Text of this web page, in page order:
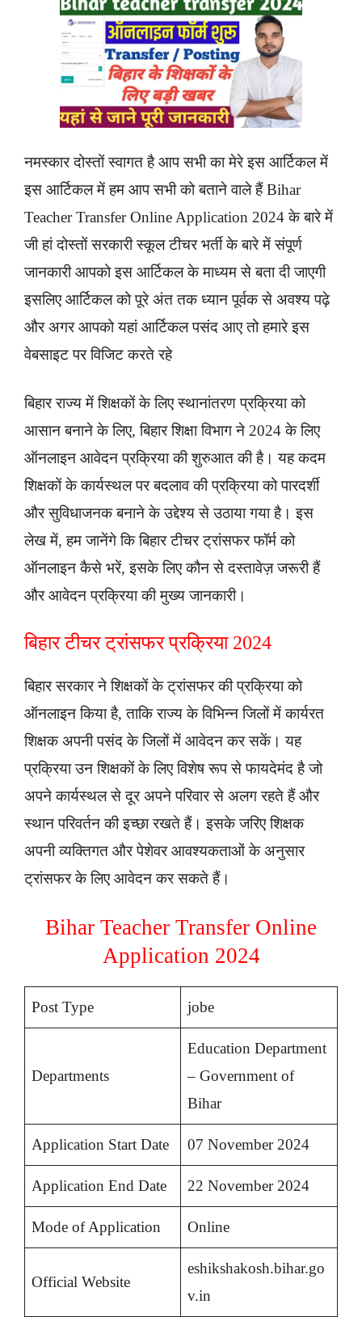
नमस्कार दोस्तों स्वागत है आप सभी का मेरे इस आर्टिकल में
इस आर्टिकल में हम आप सभी को बताने वाले हैं Bihar
Teacher Transfer Online Application 2024 के बारे में
जी हां दोस्तों सरकारी स्कूल टीचर भर्ती के बारे में संपूर्ण
जानकारी आपको इस आर्टिकल के माध्यम से बता दी जाएगी
इसलिए आर्टिकल को पूरे अंत तक ध्यान पूर्वक से अवश्य पढ़े
और अगर आपको यहां आर्टिकल पसंद आए तो हमारे इस
वेबसाइट पर विजिट करते रहे
बिहार राज्य में शिक्षकों के लिए स्थानांतरण प्रक्रिया को
आसान बनाने के लिए, बिहार शिक्षा विभाग ने 2024 के लिए
ऑनलाइन आवेदन प्रक्रिया की शुरुआत की है। यह कदम
शिक्षकों के कार्यस्थल पर बदलाव की प्रक्रिया को पारदर्शी
और सुविधाजनक बनाने के उद्देश्य से उठाया गया है। इस
लेख में, हम जानेंगे कि बिहार टीचर ट्रांसफर फॉर्म को
ऑनलाइन कैसे भरें, इसके लिए कौन से दस्तावेज़ जरूरी हैं
और आवेदन प्रक्रिया की मुख्य जानकारी।
बिहार टीचर ट्रांसफर प्रक्रिया 2024
बिहार सरकार ने शिक्षकों के ट्रांसफर की प्रक्रिया को
ऑनलाइन किया है, ताकि राज्य के विभिन्न जिलों में कार्यरत
शिक्षक अपनी पसंद के जिलों में आवेदन कर सकें। यह
प्रक्रिया उन शिक्षकों के लिए विशेष रूप से फायदेमंद है जो
अपने कार्यस्थल से दूर अपने परिवार से अलग रहते हैं और
स्थान परिवर्तन की इच्छा रखते हैं। इसके जरिए शिक्षक
अपनी व्यक्तिगत और पेशेवर आवश्यकताओं के अनुसार
ट्रांसफर के लिए आवेदन कर सकते हैं।
Bihar Teacher Transfer Online
Application 2024
Post Type jobe
Departments
Education Department
– Government of
Bihar
Application Start Date 07 November 2024
Application End Date 22 November 2024
Mode of Application Online
Official Website
eshikshakosh.bihar.go
v.in